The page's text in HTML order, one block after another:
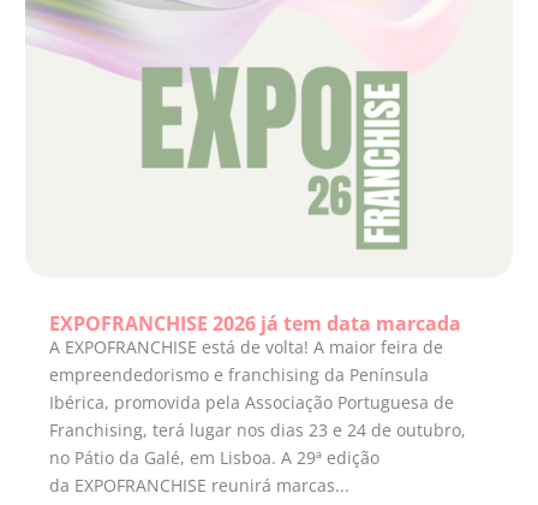
EXPOFRANCHISE 2026 já tem data marcada
A EXPOFRANCHISE está de volta! A maior feira de
empreendedorismo e franchising da Península
Ibérica, promovida pela Associação Portuguesa de
Franchising, terá lugar nos dias 23 e 24 de outubro,
no Pátio da Galé, em Lisboa. A 29ª edição
da EXPOFRANCHISE reunirá marcas...